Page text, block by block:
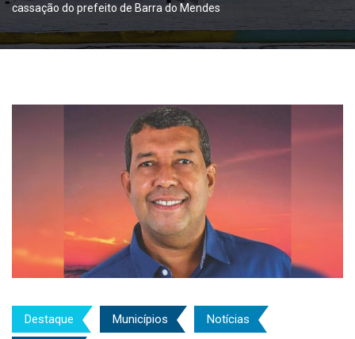
cassação do prefeito de Barra do Mendes
Destaque Municípios Notícias